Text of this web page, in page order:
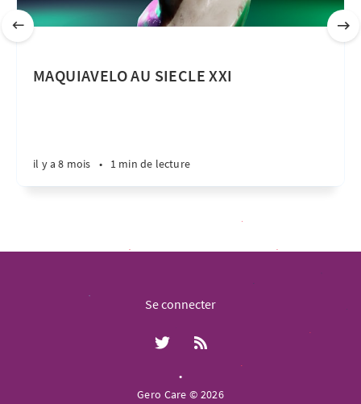
MAQUIAVELO AU SIECLE XXI
il y a 8 mois • 1 min de lecture
Se connecter
•
Gero Care © 2026